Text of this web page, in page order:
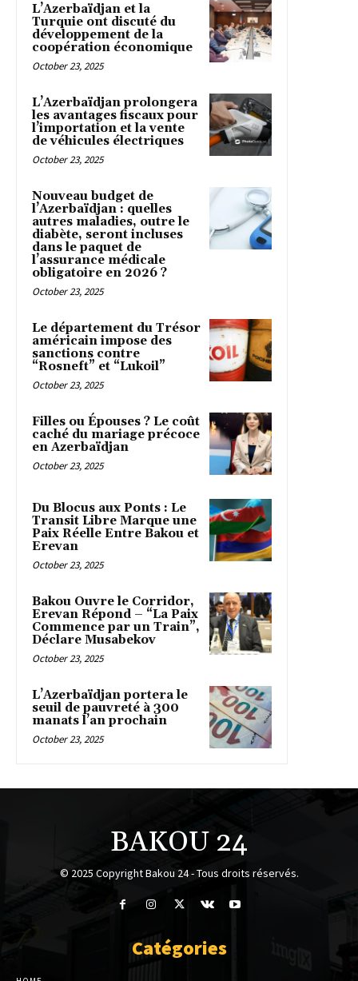
L’Azerbaïdjan et la
Turquie ont discuté du
développement de la
coopération économique
October 23, 2025
L’Azerbaïdjan prolongera
les avantages fiscaux pour
l’importation et la vente
de véhicules électriques
October 23, 2025
Nouveau budget de
l’Azerbaïdjan : quelles
autres maladies, outre le
diabète, seront incluses
dans le paquet de
l’assurance médicale
obligatoire en 2026 ?
October 23, 2025
Le département du Trésor
américain impose des
sanctions contre
“Rosneft” et “Lukoil”
October 23, 2025
Filles ou Épouses ? Le coût
caché du mariage précoce
en Azerbaïdjan
October 23, 2025
Du Blocus aux Ponts : Le
Transit Libre Marque une
Paix Réelle Entre Bakou et
Erevan
October 23, 2025
Bakou Ouvre le Corridor,
Erevan Répond – “La Paix
Commence par un Train”,
Déclare Musabekov
October 23, 2025
L’Azerbaïdjan portera le
seuil de pauvreté à 300
manats l’an prochain
October 23, 2025
BAKOU 24
© 2025 Copyright Bakou 24 - Tous droits réservés.
Catégories